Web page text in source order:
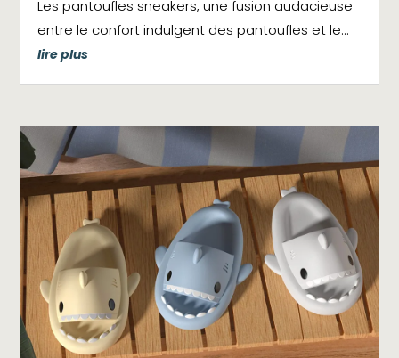
Les pantoufles sneakers, une fusion audacieuse
entre le confort indulgent des pantoufles et le...
lire plus